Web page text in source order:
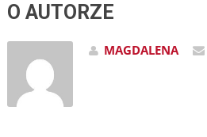
O AUTORZE
MAGDALENA